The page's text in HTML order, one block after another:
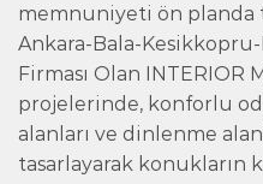
memnuniyeti ön
Ankara-Bala-
Firması Olan INTERIOR
projelerinde, konforlu
alanları ve dinlenme
tasarlayarak konukların